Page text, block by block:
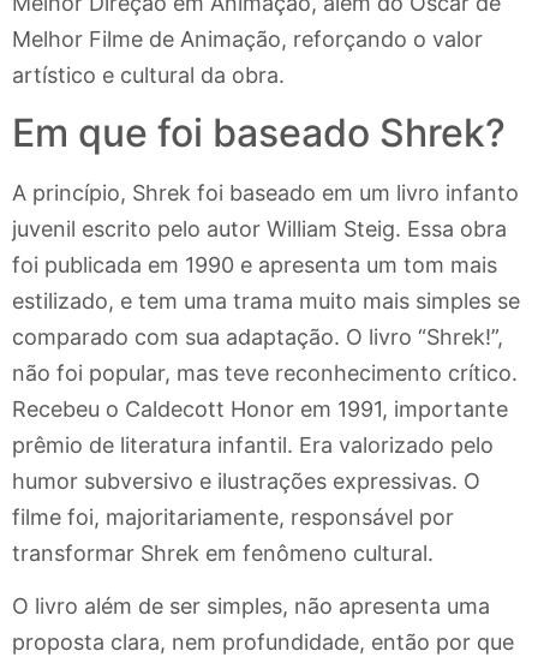
Melhor Filme de Animação, reforçando o valor
artístico e cultural da obra.
Em que foi baseado Shrek?
A princípio, Shrek foi baseado em um livro infanto
juvenil escrito pelo autor William Steig. Essa obra
foi publicada em 1990 e apresenta um tom mais
estilizado, e tem uma trama muito mais simples se
comparado com sua adaptação. O livro “Shrek!”,
não foi popular, mas teve reconhecimento crítico.
Recebeu o Caldecott Honor em 1991, importante
prêmio de literatura infantil. Era valorizado pelo
humor subversivo e ilustrações expressivas. O
filme foi, majoritariamente, responsável por
transformar Shrek em fenômeno cultural.
O livro além de ser simples, não apresenta uma
proposta clara, nem profundidade, então por que